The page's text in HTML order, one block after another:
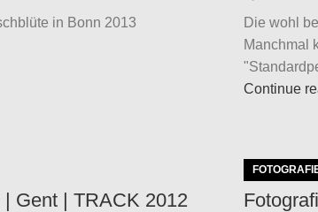
in Bonn 2013
Die wohl
Manchmal
Continue
Gent | TRACK 2012